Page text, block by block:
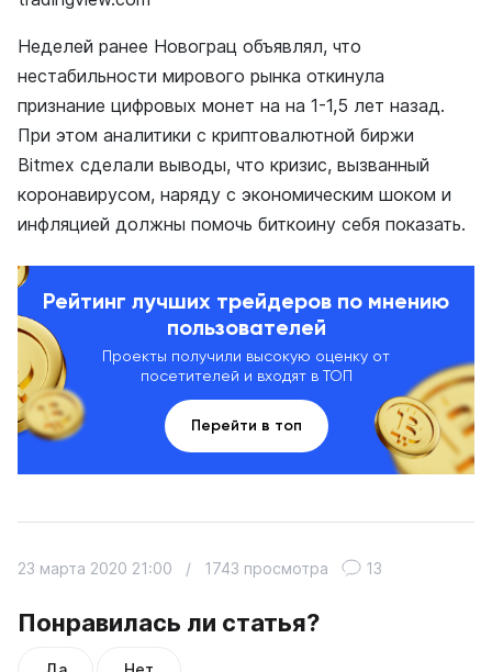
Неделей ранее Новограц объявлял, что
нестабильности мирового рынка откинула
признание цифровых монет на на 1-1,5 лет назад.
При этом аналитики с криптовалютной биржи
Bitmex сделали выводы, что кризис, вызванный
коронавирусом, наряду с экономическим шоком и
инфляцией должны помочь биткоину себя показать.
Рейтинг лучших трейдеров по мнению
пользователей
Проекты получили высокую оценку от
посетителей и входят в ТОП
Перейти в топ
Понравилась ли статья?
23 марта 2020 21:00 / 1743 просмотра 13